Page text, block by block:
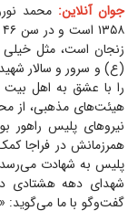
جوان آنلاین: محمد
زنجان است، مثل
(ع) و سرور و سالار
را با عشق به اهل
هیئت‌های مذهبی، از
نیرو‌های پلیس راهور
شهدای دهه هشتادی
گفت‌و‌گو با ما می‌گوید: